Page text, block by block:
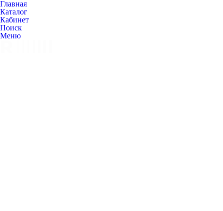
Главная
Каталог
Кабинет
Поиск
Меню